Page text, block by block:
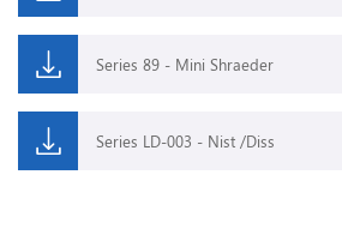
Series 89 - Mini Shraeder
Series LD-003 - Nist /Diss